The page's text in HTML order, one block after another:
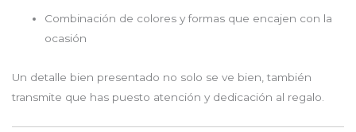
Combinación de colores y formas que encajen con la
ocasión
Un detalle bien presentado no solo se ve bien, también
transmite que has puesto atención y dedicación al regalo.